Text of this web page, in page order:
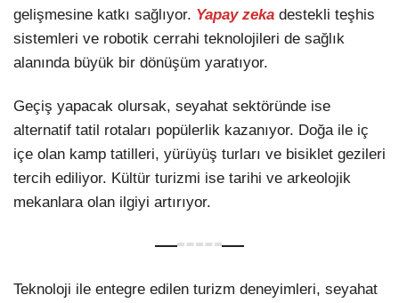
gelişmesine katkı sağlıyor. Yapay zeka destekli teşhis
sistemleri ve robotik cerrahi teknolojileri de sağlık
alanında büyük bir dönüşüm yaratıyor.
Geçiş yapacak olursak, seyahat sektöründe ise
alternatif tatil rotaları popülerlik kazanıyor. Doğa ile iç
içe olan kamp tatilleri, yürüyüş turları ve bisiklet gezileri
tercih ediliyor. Kültür turizmi ise tarihi ve arkeolojik
mekanlara olan ilgiyi artırıyor.
Teknoloji ile entegre edilen turizm deneyimleri, seyahat